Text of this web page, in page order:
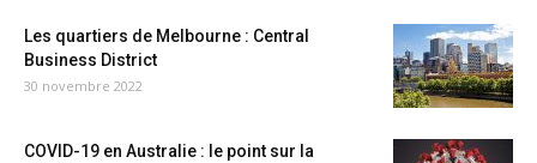
Les quartiers de Melbourne : Central
Business District
30 novembre 2022
COVID-19 en Australie : le point sur la